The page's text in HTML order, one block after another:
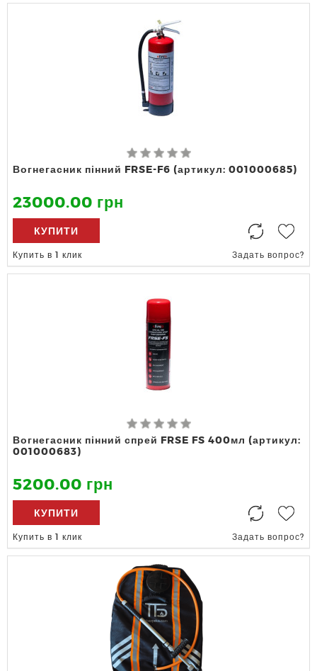
Вогнегасник пінний FRSE-F6 (артикул: 001000685)
23000.00 грн
КУПИТИ
Купить в 1 клик Задать вопрос?
Вогнегасник пінний спрей FRSE FS 400мл (артикул:
001000683)
5200.00 грн
КУПИТИ
Купить в 1 клик Задать вопрос?